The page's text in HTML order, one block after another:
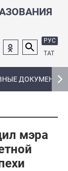
РУС
ТАТ
ДОКУМЕНТЫ
мэра